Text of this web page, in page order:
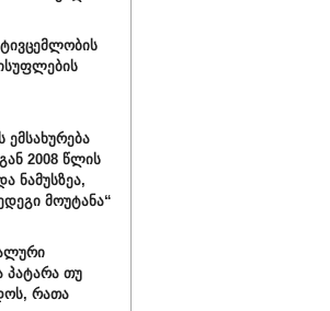
2008 წლის
ნამუსზეა,
მოუტანა“
პატარა თუ
რათა